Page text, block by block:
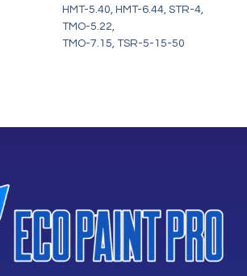
HMT-5.40, HMT-6.44, STR-4,
TMO-5.22,
TMO-7.15, TSR-5-15-50